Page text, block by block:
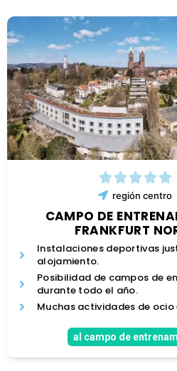
región centro
CAMPO DE
FRANKFURT
Instalaciones deportivas
alojamiento.
Posibilidad de campos de
durante todo el año.
Muchas actividades de ocio
al campo de